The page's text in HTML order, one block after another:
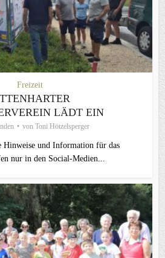
Freizeit
LÄDT EIN
von Toni Hötzelsperger
Hinweise und Information für das
nur in den Social-Medien...